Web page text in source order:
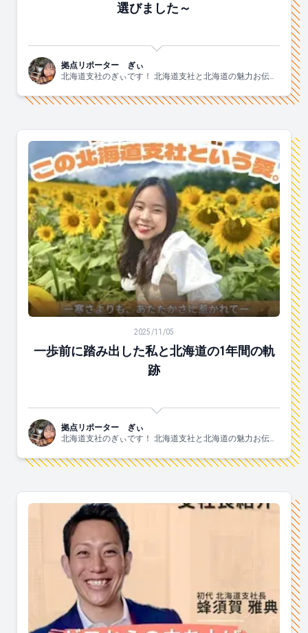
選びました～
拠点リポーター ぎぃ
北海道支社のぎぃです！ 北海道支社と北海道の魅力お伝え
2025/11/05
一歩前に踏み出した私と北海道の1年間の軌
跡
拠点リポーター ぎぃ
北海道支社のぎぃです！ 北海道支社と北海道の魅力お伝え